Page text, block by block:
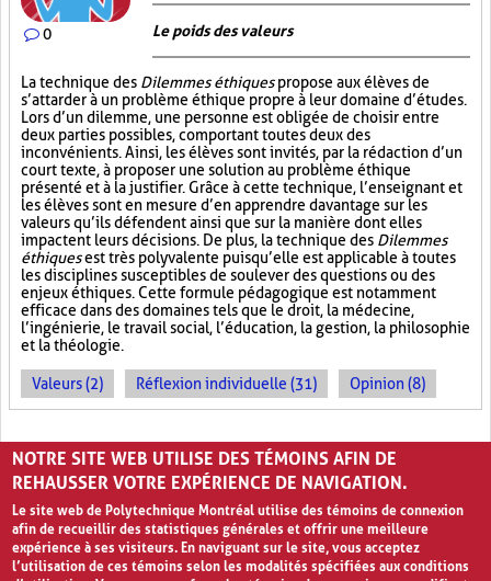
0 Le poids des valeurs
La technique des Dilemmes éthiquespropose aux élèves de
s’attarder à un problème éthique propre à leur domaine d’études.
Lors d’un dilemme, une personne est obligée de choisir entre
deux parties possibles, comportant toutes deux des
inconvénients. Ainsi, les élèves sont invités, par la rédaction d’un
court texte, à proposer une solution au problème éthique
présenté et à la justifier. Grâce à cette technique, l’enseignant et
les élèves sont en mesure d’en apprendre davantage sur les
valeurs qu’ils défendent ainsi que sur la manière dont elles
impactent leurs décisions. De plus, la technique des Dilemmes
éthiquesest très polyvalente puisqu’elle est applicable à toutes
les disciplines susceptibles de soulever des questions ou des
enjeux éthiques. Cette formule pédagogique est notamment
efficace dans des domaines tels que le droit, la médecine,
l’ingénierie, le travail social, l’éducation, la gestion, la philosophie
et la théologie.
Valeurs (2) Réflexion individuelle (31) Opinion (8)
PAGES
1 2 › »
NOTRE SITE WEB UTILISE DES TÉMOINS AFIN DE
REHAUSSER VOTRE EXPÉRIENCE DE NAVIGATION.
Le site web de Polytechnique Montréal utilise des témoins de connexion
afin de recueillir des statistiques générales et offrir une meilleure
expérience à ses visiteurs. En naviguant sur le site, vous acceptez
l’utilisation de ces témoins selon les modalités spécifiées aux conditions